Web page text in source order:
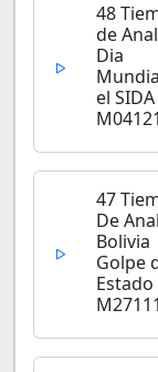
48
de
Dia
el SIDA
47
De
Bolivia
Golpe
Estado